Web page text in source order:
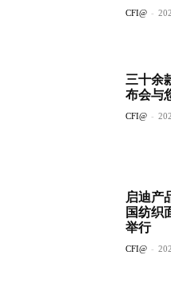
CFI@ -
三十余
布会与
CFI@ -
启迪产
国纺织
举行
CFI@ -